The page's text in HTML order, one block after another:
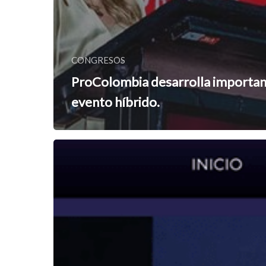
CONGRESOS
ProColombia desarrolla
evento híbrido.